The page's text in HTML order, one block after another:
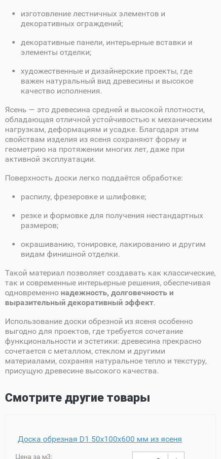
изготовление лестничных элементов и
декоративных ограждений;
декоративные панели, интерьерные вставки и
элементы отделки;
художественные и дизайнерские проекты, где
важен натуральный вид древесины и высокое
качество исполнения.
Ясень — это древесина средней и высокой плотности,
обладающая отличной устойчивостью к механическим
нагрузкам, деформациям и усадке. Благодаря этим
свойствам изделия из ясеня сохраняют форму и
геометрию на протяжении многих лет, даже при
активной эксплуатации.
Поверхность доски легко поддаётся обработке:
распилу, фрезеровке и шлифовке;
резке и формовке для получения нестандартных
размеров;
окрашиванию, тонировке, лакированию и другим
видам финишной отделки.
Такой материал позволяет создавать как классические,
так и современные интерьерные решения, обеспечивая
одновременно надежность, долговечность и
выразительный декоративный эффект.
Использование доски обрезной из ясеня особенно
выгодно для проектов, где требуется сочетание
функциональности и эстетики: древесина прекрасно
сочетается с металлом, стеклом и другими
материалами, сохраняя натуральное тепло и текстуру,
присущую древесине высокого качества.
Смотрите другие товары
Доска обрезная D1 50х100х600 мм из ясеня
Цена за м3: